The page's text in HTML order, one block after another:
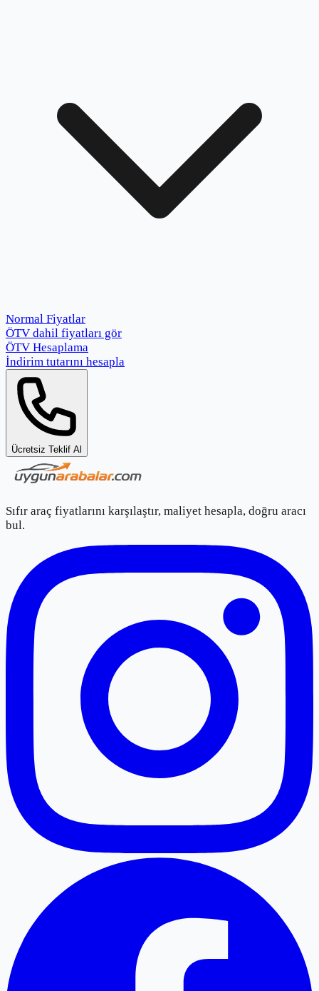
Normal Fiyatlar
ÖTV dahil fiyatları gör
ÖTV Hesaplama
İndirim tutarını hesapla
Ücretsiz Teklif Al
Sıfır araç fiyatlarını karşılaştır, maliyet hesapla, doğru aracı
bul.